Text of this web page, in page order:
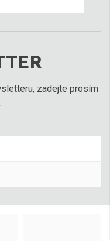
zadejte prosím